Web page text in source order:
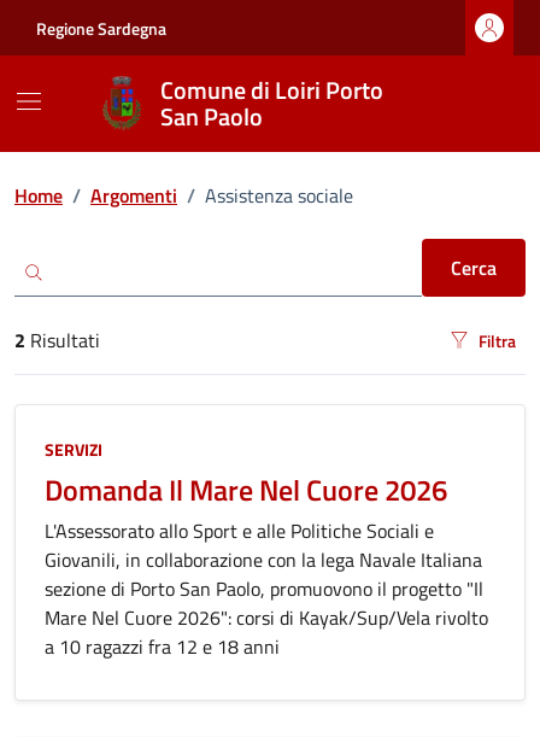
Regione Sardegna
Comune di Loiri Porto
San Paolo
Ricerca
Home / Argomenti / Assistenza sociale
Cerca
risultati di ricerca
2 Risultati Filtra
SERVIZI
Domanda Il Mare Nel Cuore 2026
L'Assessorato allo Sport e alle Politiche Sociali e
Giovanili, in collaborazione con la lega Navale Italiana
sezione di Porto San Paolo, promuovono il progetto "Il
Mare Nel Cuore 2026": corsi di Kayak/Sup/Vela rivolto
a 10 ragazzi fra 12 e 18 anni